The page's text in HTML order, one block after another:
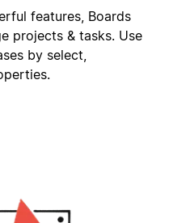
features, Boards
projects & tasks. Use
by select,